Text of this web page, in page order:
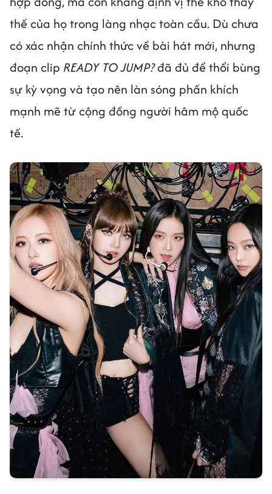
thế của họ trong làng nhạc toàn cầu. Dù chưa
có xác nhận chính thức về bài hát mới, nhưng
đoạn clip READY TO JUMP?đã đủ để thổi bùng
sự kỳ vọng và tạo nên làn sóng phấn khích
mạnh mẽ từ cộng đồng người hâm mộ quốc
tế.